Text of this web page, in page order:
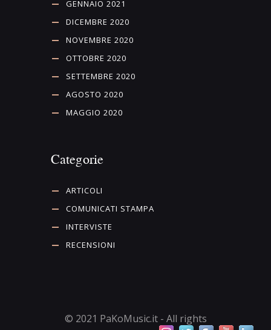
GENNAIO 2021
DICEMBRE 2020
NOVEMBRE 2020
OTTOBRE 2020
SETTEMBRE 2020
AGOSTO 2020
MAGGIO 2020
Categorie
ARTICOLI
COMUNICATI STAMPA
INTERVISTE
RECENSIONI
© 2021 PaKoMusic.it - All rights